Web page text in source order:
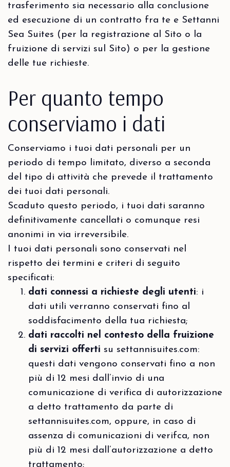
trasferimento sia necessario alla conclusione
ed esecuzione di un contratto fra te e Settanni
Sea Suites (per la registrazione al Sito o la
fruizione di servizi sul Sito) o per la gestione
delle tue richieste.
Per quanto tempo
conserviamo i dati
Conserviamo i tuoi dati personali per un
periodo di tempo limitato, diverso a seconda
del tipo di attività che prevede il trattamento
dei tuoi dati personali.
Scaduto questo periodo, i tuoi dati saranno
definitivamente cancellati o comunque resi
anonimi in via irreversibile.
I tuoi dati personali sono conservati nel
rispetto dei termini e criteri di seguito
specificati:
dati connessi a richieste degli utenti: i
dati utili verranno conservati fino al
soddisfacimento della tua richiesta;
dati raccolti nel contesto della fruizione
di servizi offerti su settannisuites.com:
questi dati vengono conservati fino a non
più di 12 mesi dall’invio di una
comunicazione di verifica di autorizzazione
a detto trattamento da parte di
settannisuites.com, oppure, in caso di
assenza di comunicazioni di verifca, non
più di 12 mesi dall’autorizzazione a detto
trattamento;